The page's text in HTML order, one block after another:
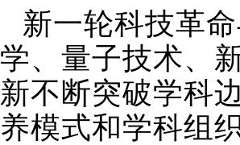
新一轮科技革
学、量子技术、
新不断突破学科
养模式和学科组